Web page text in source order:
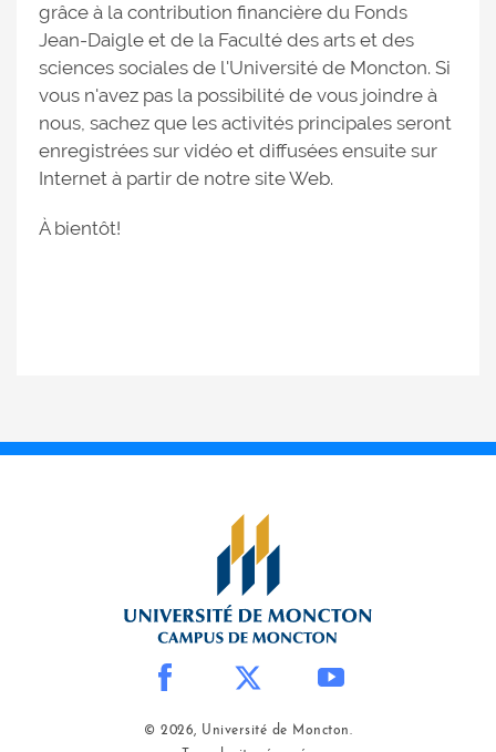
grâce à la contribution financière du Fonds
Jean-Daigle et de la Faculté des arts et des
sciences sociales de l'Université de Moncton. Si
vous n'avez pas la possibilité de vous joindre à
nous, sachez que les activités principales seront
enregistrées sur vidéo et diffusées ensuite sur
Internet à partir de notre site Web.
À bientôt!
© 2026, Université de Moncton.